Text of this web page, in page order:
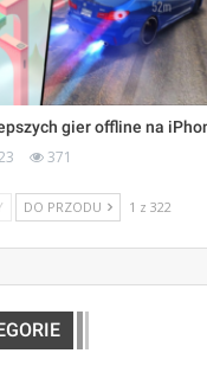
gier offline na
371
DO PRZODU 1 z 322